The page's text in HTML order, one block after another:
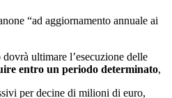
“ad aggiornamento annuale ai
ultimare l’esecuzione delle
entro un periodo determinato,
per decine di milioni di euro,